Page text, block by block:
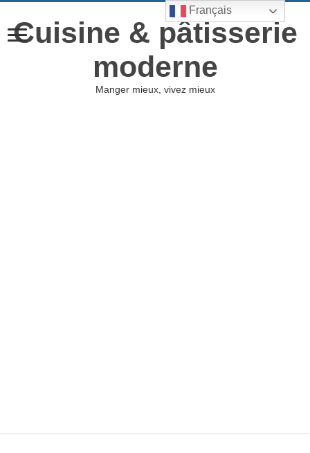
Cuisine & pâtisserie
moderne
Manger mieux, vivez mieux
Français